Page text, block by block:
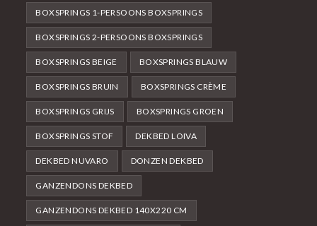
BOXSPRINGS 1-PERSOONS BOXSPRINGS
BOXSPRINGS 2-PERSOONS BOXSPRINGS
BOXSPRINGS BEIGE BOXSPRINGS BLAUW
BOXSPRINGS BRUIN BOXSPRINGS CRÈME
BOXSPRINGS GRIJS BOXSPRINGS GROEN
BOXSPRINGS STOF DEKBED LOIVA
DEKBED NUVARO DONZEN DEKBED
GANZENDONS DEKBED
GANZENDONS DEKBED 140X220 CM